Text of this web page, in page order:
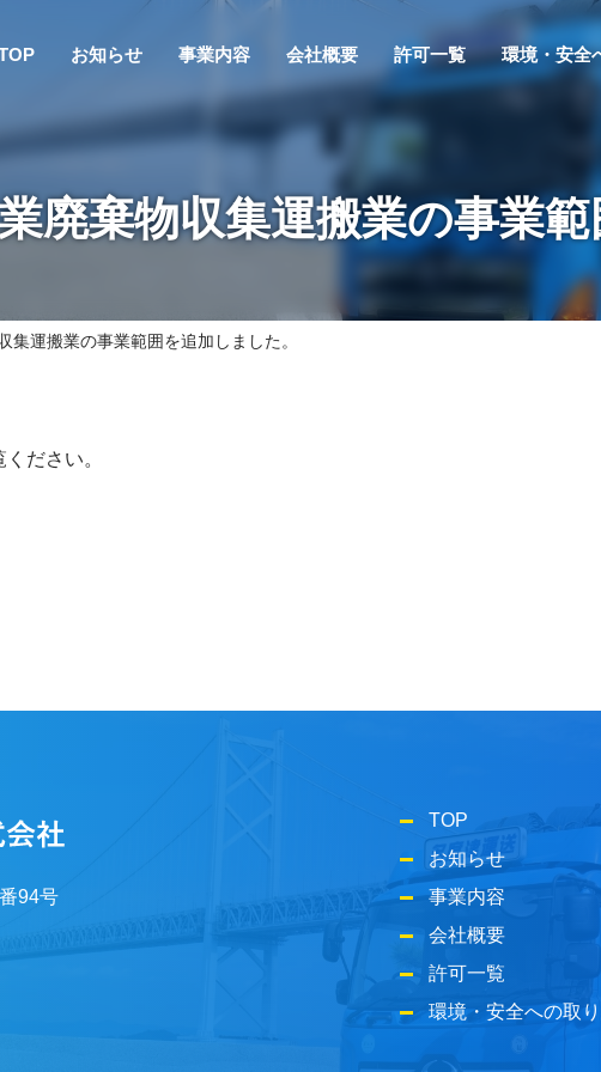
お知らせ 事業内容 会社概要 許可一覧 環境・安全
廃棄物収集運搬業の事業
運搬業の事業範囲を追加しました。
ください。
94号
TOP
お知らせ
事業内容
会社概要
許可一覧
環境・安全への取